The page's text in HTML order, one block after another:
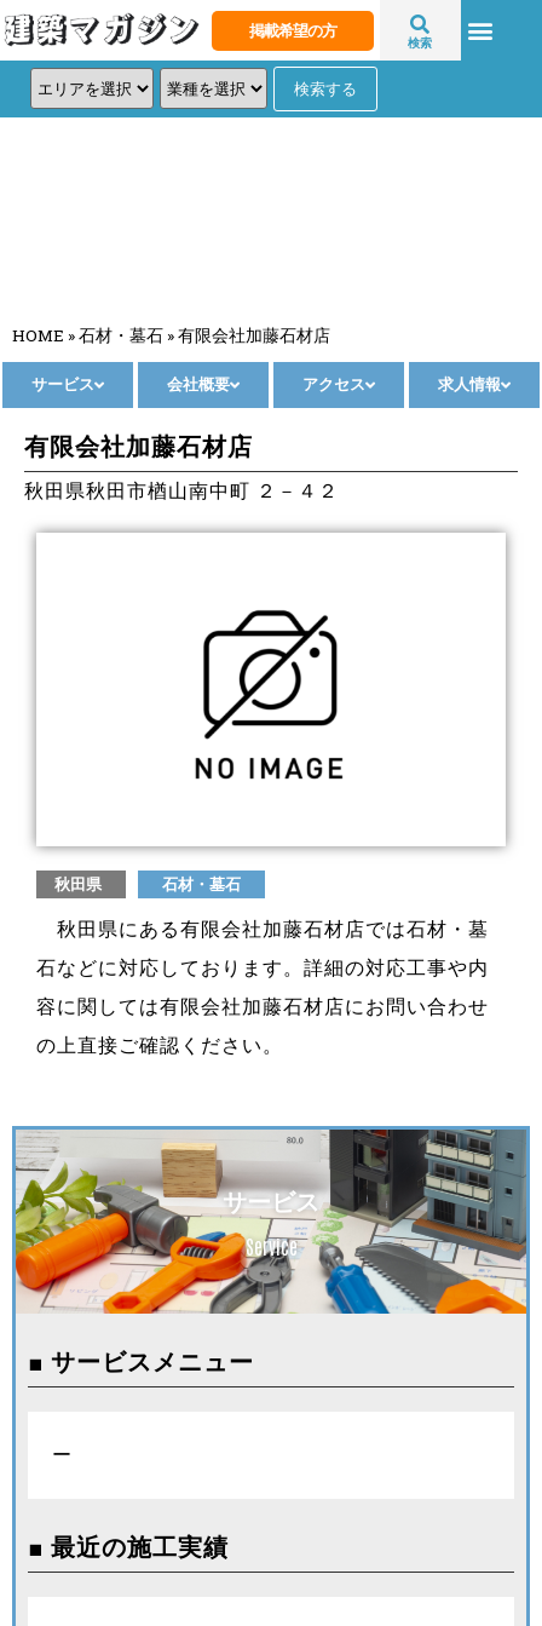
掲載希望の方
検索
HOME »石材・墓石 »有限会社加藤石材店
サービス 会社概要 アクセス 求人情報
有限会社加藤石材店
秋田県秋田市楢山南中町 ２－４２
秋田県 石材・墓石
秋田県にある有限会社加藤石材店では石材・墓
石などに対応しております。詳細の対応工事や内
容に関しては有限会社加藤石材店にお問い合わせ
の上直接ご確認ください。
サービス
Service
■ サービスメニュー
ー
■ 最近の施工実績